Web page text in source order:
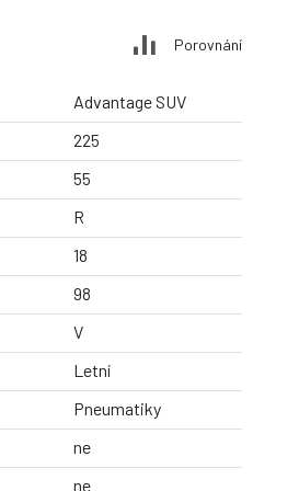
Porovnání
Advantage SUV
225
55
R
18
98
V
Letní
Pneumatiky
ne
ne